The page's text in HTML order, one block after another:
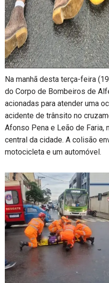
Na manhã desta terça-feira
do Corpo de Bombeiros de
acionadas para atender uma
acidente de trânsito no
Afonso Pena e Leão de Faria,
central da cidade. A colisão
motocicleta e um automóvel.